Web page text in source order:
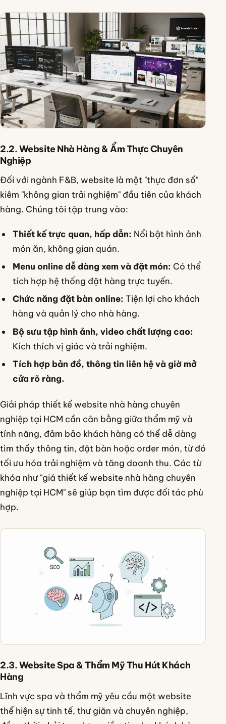
2.2. Website Nhà Hàng & Ẩm Thực Chuyên
Nghiệp
Đối với ngành F&B, website là một "thực đơn số"
kiêm "không gian trải nghiệm" đầu tiên của khách
hàng. Chúng tôi tập trung vào:
Thiết kế trực quan, hấp dẫn: Nổi bật hình ảnh
món ăn, không gian quán.
Menu online dễ dàng xem và đặt món: Có thể
tích hợp hệ thống đặt hàng trực tuyến.
Chức năng đặt bàn online: Tiện lợi cho khách
hàng và quản lý cho nhà hàng.
Bộ sưu tập hình ảnh, video chất lượng cao:
Kích thích vị giác và trải nghiệm.
Tích hợp bản đồ, thông tin liên hệ và giờ mở
cửa rõ ràng.
Giải pháp thiết kế website nhà hàng chuyên
nghiệp tại HCM cần cân bằng giữa thẩm mỹ và
tính năng, đảm bảo khách hàng có thể dễ dàng
tìm thấy thông tin, đặt bàn hoặc order món, từ đó
tối ưu hóa trải nghiệm và tăng doanh thu. Các từ
khóa như "giá thiết kế website nhà hàng chuyên
nghiệp tại HCM" sẽ giúp bạn tìm được đối tác phù
hợp.
2.3. Website Spa & Thẩm Mỹ Thu Hút Khách
Hàng
Lĩnh vực spa và thẩm mỹ yêu cầu một website
thể hiện sự tinh tế, thư giãn và chuyên nghiệp,